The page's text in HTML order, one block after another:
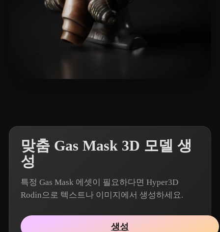
맞춤 Gas Mask 3D 모델 생
성
특정 Gas Mask 에셋이 필요하다면 Hyper3D
Rodin으로 텍스트나 이미지에서 생성하세요.
생성